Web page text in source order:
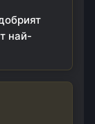
най-